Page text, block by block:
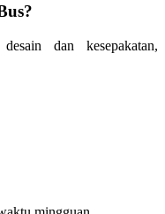
dan kesepakatan,